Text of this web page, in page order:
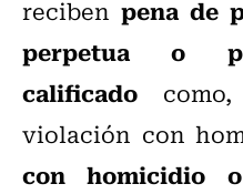
reciben pena de
perpetua o
calificado
violación con
con homicidio